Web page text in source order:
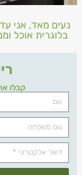
נעים מאד, אני
בלוגרית אוכל
קבלו